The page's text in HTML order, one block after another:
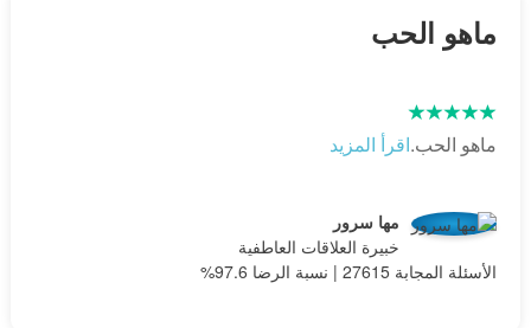
ماهو الحب
ماهو الحب.اقرأ المزيد
مها سرور
خبيرة العلاقات العاطفية
الأسئلة المجابة 27615 | نسبة الرضا 97.6%